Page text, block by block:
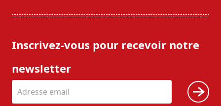
Inscrivez-vous pour recevoir notre
newsletter